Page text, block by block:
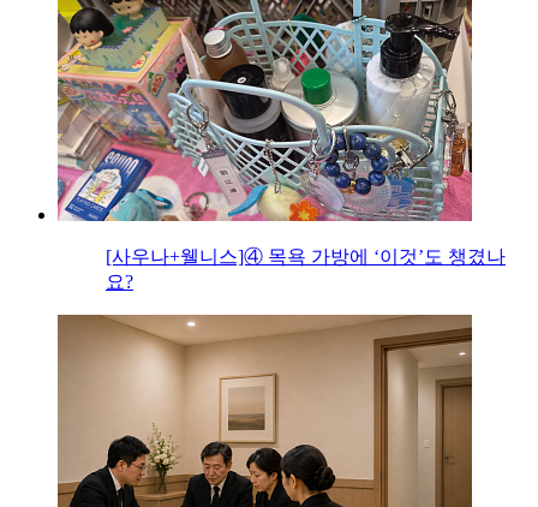
[사우나+웰니스]④ 목욕 가방에 ‘이것’도 챙겼나
요?